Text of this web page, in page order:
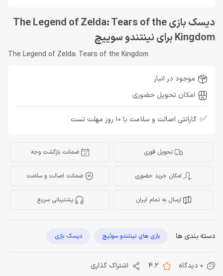
دیسک بازی The Legend of Zelda: Tears of the
Kingdom برای نینتندو سوییچ
The Legend of Zelda: Tears of the Kingdom
موجود در انبار
امکان تحویل حضوری
✅ گارانتی اصالت و سلامت با 10 روز مهلت تست
تحویل فوری ضمانت بازگشت وجه
امکان خرید حضوری ضمانت اصالت و سلامت
ارسال به تمام ایران پشتیبانی سریع
دسته بندی ها بازی های نینتندو سوئیچ دیسک بازی
0 دیدگاه 4.2 اشتراک گذاری